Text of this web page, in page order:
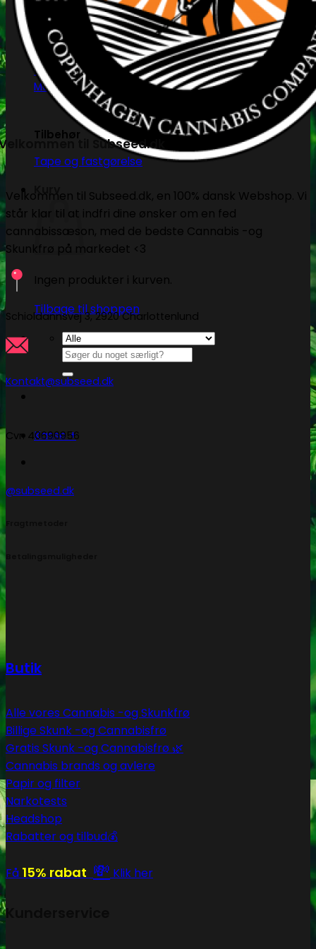
PH måling
EC måling
Co2 måling og kontrol
Temperatur og fugtighedsmålere
Målebægere og sprays
Tilbehør
Tape og fastgørelse
Kurv
Ingen produkter i kurven.
Tilbage til shoppen
Søg
efter:
Kasse+
til Subseed.dk
Velkommen til Subseed.dk, en 100% dansk Webshop. Vi
står klar til at indfri dine ønsker om en fed
cannabissæson, med de bedste Cannabis -og
Skunkfrø på markedet <3
Schioldannsvej 3, 2920 Charlottenlund
Kontakt@subseed.dk
Cvr: 40690956
@subseed.dk
Butik
Alle vores Cannabis -og Skunkfrø
Billige Skunk -og Cannabisfrø
Gratis Skunk -og Cannabisfrø 🌿
Cannabis brands og avlere
Papir og filter
Narkotests
Headshop
Rabatter og tilbud💰
Få 15% rabat 💸 Klik her